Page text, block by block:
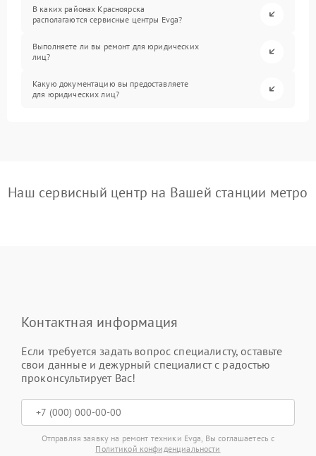
В каких районах Красноярска
располагаются сервисные центры Evga?
Выполняете ли вы ремонт для юридических
лиц?
Какую документацию вы предоставляете
для юридических лиц?
Наш сервисный центр на Вашей станции метро
Контактная информация
Если требуется задать вопрос специалисту, оставьте
свои данные и дежурный специалист с радостью
проконсультирует Вас!
Отправляя заявку на ремонт техники Evga, Вы соглашаетесь с
Политикой конфиденциальности